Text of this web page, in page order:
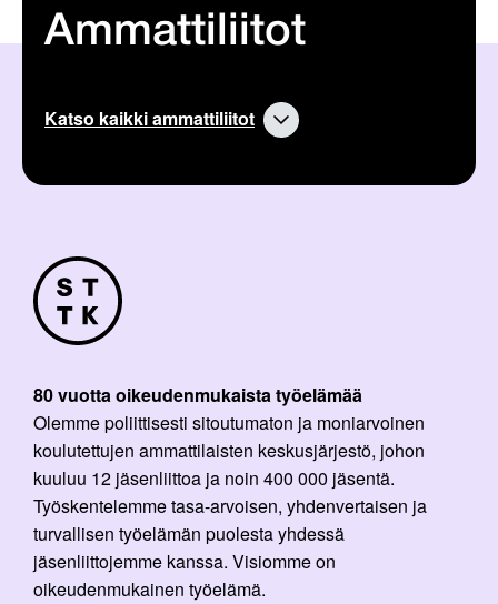
Ammattiliitot
Katso kaikki ammattiliitot
80 vuotta oikeudenmukaista työelämää
Olemme poliittisesti sitoutumaton ja moniarvoinen
koulutettujen ammattilaisten keskusjärjestö, johon
kuuluu 12 jäsenliittoa ja noin 400 000 jäsentä.
Työskentelemme tasa-arvoisen, yhdenvertaisen ja
turvallisen työelämän puolesta yhdessä
jäsenliittojemme kanssa. Visiomme on
oikeudenmukainen työelämä.